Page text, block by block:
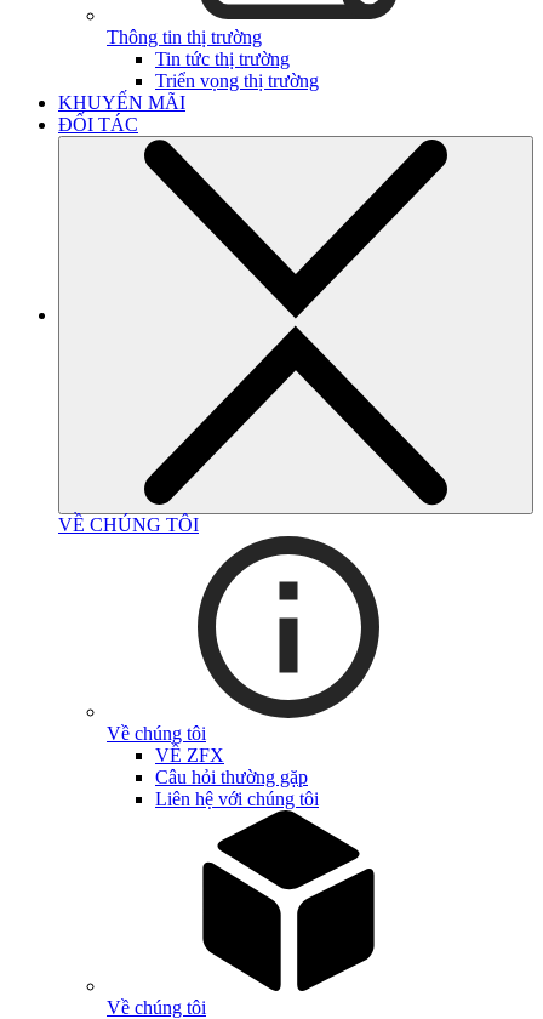
Thông tin thị trường
Tin tức thị trường
Triển vọng thị trường
KHUYẾN MÃI
ĐỐI TÁC
VỀ CHÚNG TÔI
Về chúng tôi
VỀ ZFX
Câu hỏi thường gặp
Liên hệ với chúng tôi
Về chúng tôi